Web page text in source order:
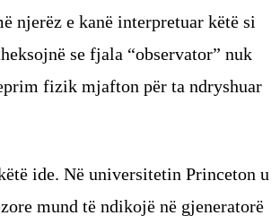
njerëz e kanë interpretuar këtë si
se fjala “observator” nuk
fizik mjafton për ta ndryshuar
ide. Në universitetin Princeton u
mund të ndikojë në gjeneratorë